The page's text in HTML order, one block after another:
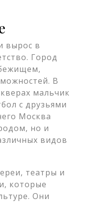
вырос в
Город
В
мальчик
с друзьями
Москва
но и
видов
театры и
которые
Они